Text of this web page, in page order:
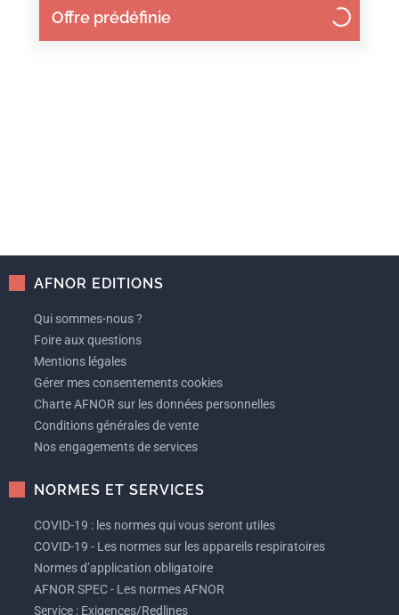
Offre prédéfinie
AFNOR EDITIONS
Qui sommes-nous ?
Foire aux questions
Mentions légales
Gérer mes consentements cookies
Charte AFNOR sur les données personnelles
Conditions générales de vente
Nos engagements de services
NORMES ET SERVICES
COVID-19 : les normes qui vous seront utiles
COVID-19 - Les normes sur les appareils respiratoires
Normes d’application obligatoire
AFNOR SPEC - Les normes AFNOR
Service : Exigences/Redlines